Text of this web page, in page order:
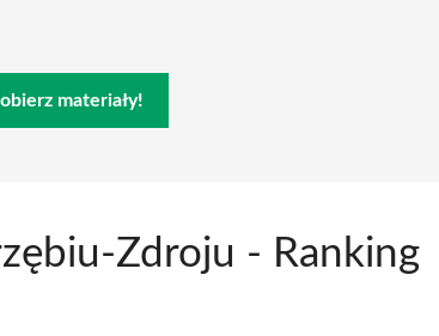
materiały!
Zdroju - Ranking